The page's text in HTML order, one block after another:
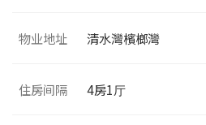
物业地址 清水灣檳榔灣
住房间隔 4房1厅